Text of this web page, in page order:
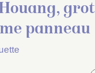
panneau